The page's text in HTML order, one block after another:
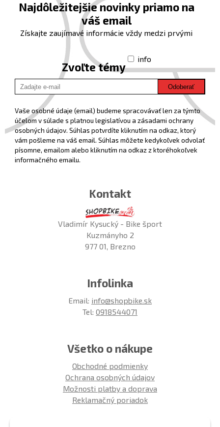
Najdôležitejšie novinky priamo na
váš email
Získajte zaujímavé informácie vždy medzi prvými
Zvoľte témy
info
Odoberať
Vaše osobné údaje (email) budeme spracovávať len za týmto
účelom v súlade s platnou legislatívou a zásadami ochrany
osobných údajov. Súhlas potvrdíte kliknutím na odkaz, ktorý
vám pošleme na váš email. Súhlas môžete kedykoľvek odvolať
písomne, emailom alebo kliknutím na odkaz z ktoréhokoľvek
informačného emailu.
Kontakt
Vladimír Kysucký - Bike šport
Kuzmányho 2
977 01, Brezno
Infolinka
Email: info@shopbike.sk
Tel: 0918544071
Všetko o nákupe
Obchodné podmienky
Ochrana osobných údajov
Možnosti platby a doprava
Reklamačný poriadok